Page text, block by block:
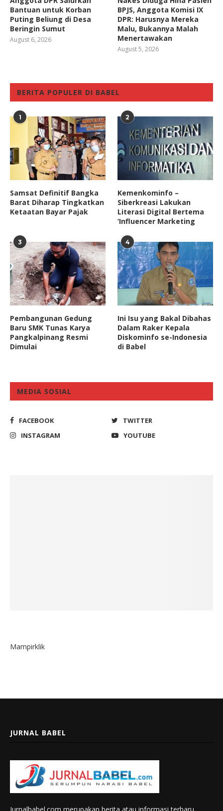
Bantuan untuk Korban
Puting Beliung di Desa
Beringin Sumut
August 6, 2026
BPJS, Anggota Komisi IX
DPR: Harusnya Mereka
Malu, Bukannya Malah
Menertawakan
August 5, 2026
BERITA POPULER DI BABEL
1
Samsat Definitif Bangka
Barat Diharap Tingkatkan
Ketaatan Bayar Pajak
2
Kemenkominfo –
Siberkreasi Lakukan
Literasi Digital Bertema
‘Influencer Marketing
3
Pembangunan Gedung
Baru SMK Tunas Karya
Pangkalpinang Resmi
Dimulai
4
Ini Isu yang Bakal Dibahas
Dalam Raker Kepala
Diskominfo se-Indonesia
di Babel
MEDIA SOSIAL
FACEBOOK
TWITTER
INSTAGRAM
YOUTUBE
Mampirklik
JURNAL BABEL